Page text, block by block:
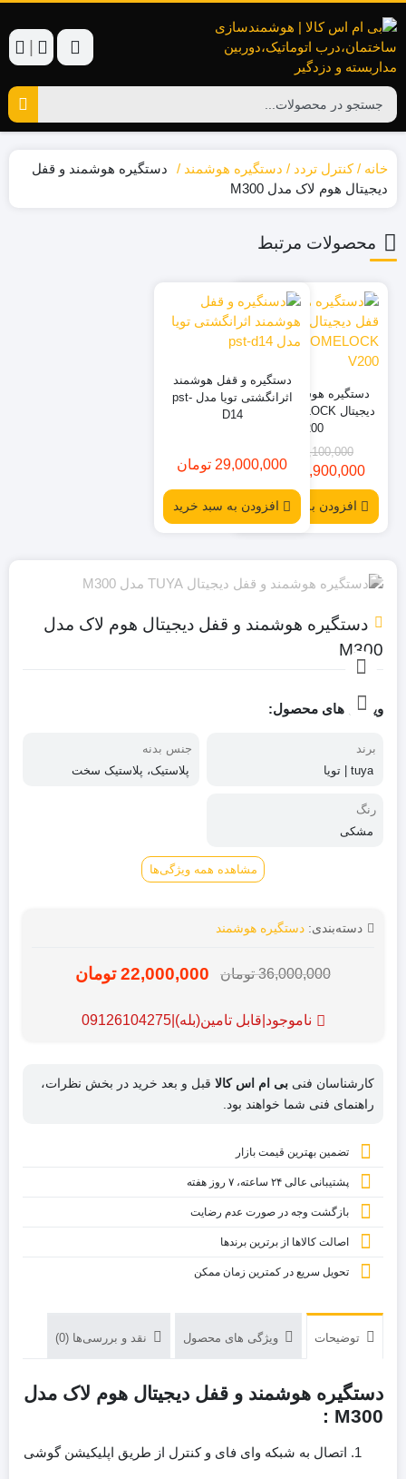
خانه کنترل تردد دستگیره هوشمند
دستگیره هوشمند و قفل
دیجیتال هوم لاک مدل M300
محصولات مرتبط
٪14
دستگیره هوشمند و قفل
V200
38,100,000
قیمت
اصلی:
38,100,000
32,900,000
تومان
قیمت
فعلی:
32,900,000
افزودن به سبد خرید
دستگیره و قفل هوشمند
اثرانگشتی تویا مدل pst-
D14
29,000,000 تومان
افزودن به سبد خرید
دستگیره هوشمند و قفل دیجیتال هوم لاک مدل
M300
ویژگی های محصول:
برند
tuya | تویا
جنس بدنه
پلاستیک، پلاستیک سخت
رنگ
مشکی
مشاهده همه ویژگی‌ها
دسته‌بندی: دستگیره هوشمند
36,000,000 تومان
قیمت
اصلی:
بود.
22,000,000 تومان
قیمت
فعلی:
ناموجود|قابل تامین(بله)|09126104275
کارشناسان فنی بی ام اس کالا قبل و بعد خرید در بخش نظرات،
راهنمای فنی شما خواهند بود.
تضمین بهترین قیمت بازار
پشتیبانی عالی ۲۴ ساعته، ۷ روز هفته
بازگشت وجه در صورت عدم رضایت
اصالت کالاها از برترین برندها
تحویل سریع در کمترین زمان ممکن
توضیحات ویژگی های محصول نقد و بررسی‌ها (0)
دستگیره هوشمند و قفل دیجیتال هوم لاک مدل
M300 :
اتصال به شبکه وای فای و کنترل از طریق اپلیکیشن گوشی